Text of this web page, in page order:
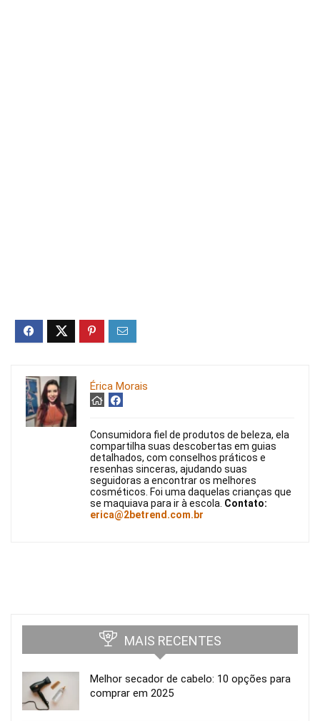
Érica Morais
Consumidora fiel de produtos de beleza, ela
compartilha suas descobertas em guias
detalhados, com conselhos práticos e
resenhas sinceras, ajudando suas
seguidoras a encontrar os melhores
cosméticos. Foi uma daquelas crianças que
se maquiava para ir à escola. Contato:
erica@2betrend.com.br
MAIS RECENTES
Melhor secador de cabelo: 10 opções para
comprar em 2025